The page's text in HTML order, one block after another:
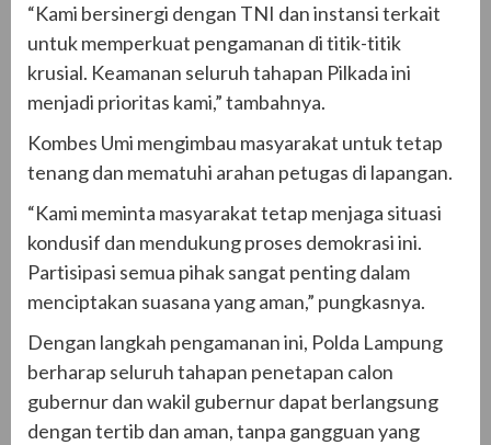
“Kami bersinergi dengan TNI dan instansi terkait
untuk memperkuat pengamanan di titik-titik
krusial. Keamanan seluruh tahapan Pilkada ini
menjadi prioritas kami,” tambahnya.
Kombes Umi mengimbau masyarakat untuk tetap
tenang dan mematuhi arahan petugas di lapangan.
“Kami meminta masyarakat tetap menjaga situasi
kondusif dan mendukung proses demokrasi ini.
Partisipasi semua pihak sangat penting dalam
menciptakan suasana yang aman,” pungkasnya.
Dengan langkah pengamanan ini, Polda Lampung
berharap seluruh tahapan penetapan calon
gubernur dan wakil gubernur dapat berlangsung
dengan tertib dan aman, tanpa gangguan yang